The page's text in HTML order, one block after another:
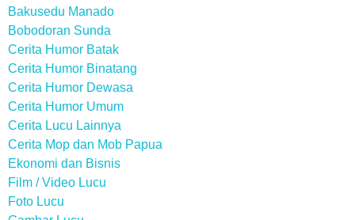
Bakusedu Manado
Bobodoran Sunda
Cerita Humor Batak
Cerita Humor Binatang
Cerita Humor Dewasa
Cerita Humor Umum
Cerita Lucu Lainnya
Cerita Mop dan Mob Papua
Ekonomi dan Bisnis
Film / Video Lucu
Foto Lucu